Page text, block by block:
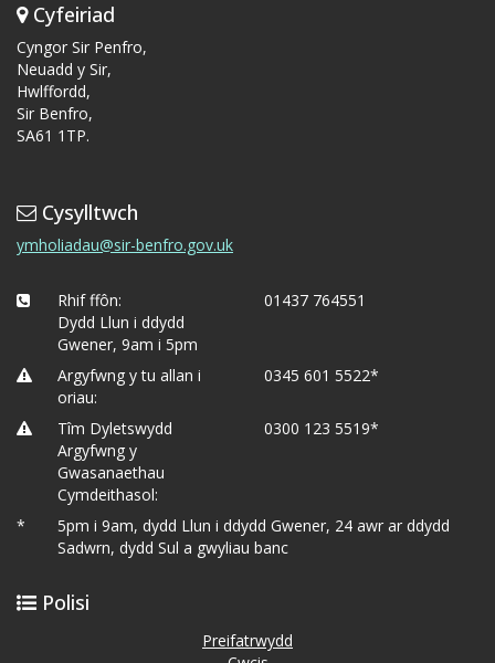
Cyfeiriad
Cyngor Sir Penfro,
Neuadd y Sir,
Hwlffordd,
Sir Benfro,
SA61 1TP.
Cysylltwch
ymholiadau@sir-benfro.gov.uk
Rhif ffôn:
Dydd Llun i ddydd
Gwener, 9am i 5pm
01437 764551
Argyfwng y tu allan i
oriau:
0345 601 5522*
Tîm Dyletswydd
Argyfwng y
Gwasanaethau
Cymdeithasol:
0300 123 5519*
*
5pm i 9am, dydd Llun i ddydd Gwener, 24 awr ar ddydd
Sadwrn, dydd Sul a gwyliau banc
Polisi
Preifatrwydd